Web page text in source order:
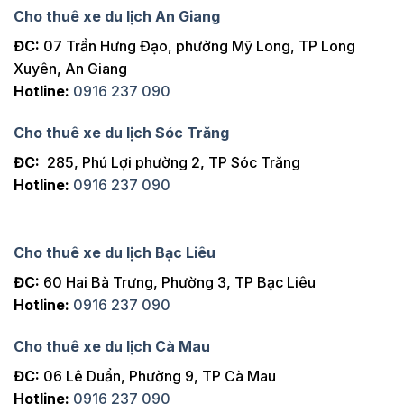
Cho thuê xe du lịch An Giang
ĐC: 07 Trần Hưng Đạo, phường Mỹ Long, TP Long
Xuyên, An Giang
Hotline: 0916 237 090
Cho thuê xe du lịch Sóc Trăng
ĐC: 285, Phú Lợi phường 2, TP Sóc Trăng
Hotline: 0916 237 090
Cho thuê xe du lịch Bạc Liêu
ĐC: 60 Hai Bà Trưng, Phường 3, TP Bạc Liêu
Hotline: 0916 237 090
Cho thuê xe du lịch Cà Mau
ĐC: 06 Lê Duẩn, Phường 9, TP Cà Mau
Hotline: 0916 237 090